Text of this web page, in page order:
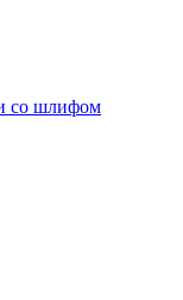
со шлифом